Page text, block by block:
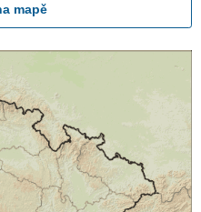
mapě